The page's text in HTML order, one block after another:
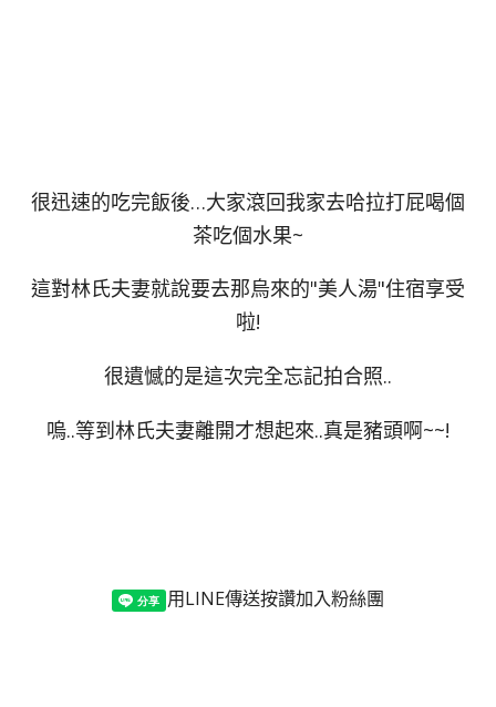
很迅速的吃完飯後…大家滾回我家去哈拉打屁喝個
茶吃個水果~
這對林氏夫妻就說要去那烏來的"美人湯"住宿享受
啦!
很遺憾的是這次完全忘記拍合照..
嗚..等到林氏夫妻離開才想起來..真是豬頭啊~~!
用LINE傳送按讚加入粉絲團